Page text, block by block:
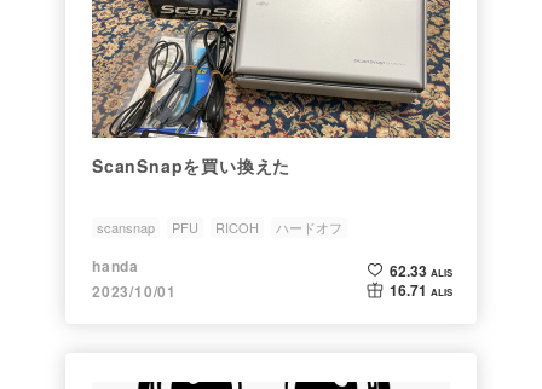
ScanSnapを買い換えた
scansnap PFU RICOH ハードオフ
handa
2023/10/01
62.33 ALIS
16.71 ALIS